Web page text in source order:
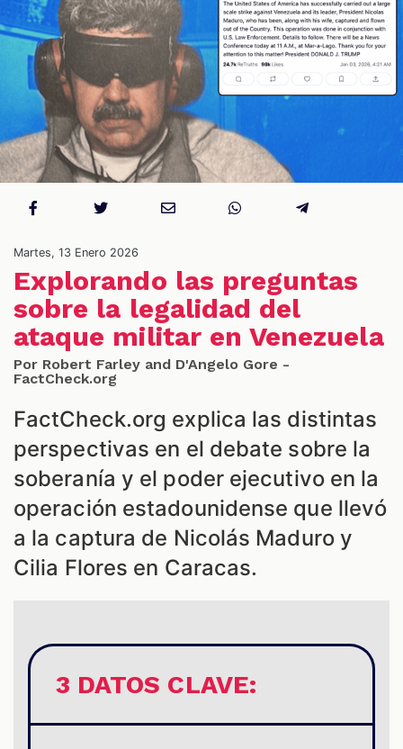
Martes, 13 Enero 2026
Explorando las preguntas
sobre la legalidad del
ataque militar en Venezuela
Por Robert Farley and D'Angelo Gore -
FactCheck.org
FactCheck.org explica las distintas
perspectivas en el debate sobre la
soberanía y el poder ejecutivo en la
operación estadounidense que llevó
a la captura de Nicolás Maduro y
Cilia Flores en Caracas.
3 DATOS CLAVE: